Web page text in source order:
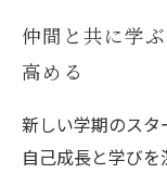
仲間と共に学
高める
新しい学期のス
自己成長と学び